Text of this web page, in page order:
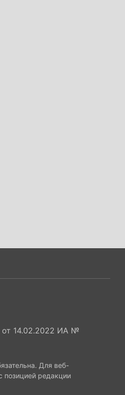
от 14.02.2022 ИА №
Для веб-
позицией редакции